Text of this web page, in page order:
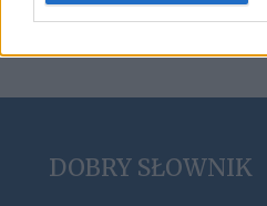
DOBRY SŁOWNIK